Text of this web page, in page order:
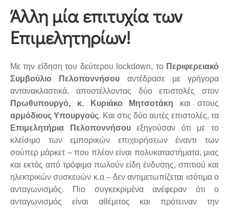
Προγράμματα
&
Δράσεις
Επικοινωνία
Άλλη μία επιτυχία των
Επιμελητηρίων!
Με την είδηση του δεύτερου lockdown, το Περιφερειακό
Συμβούλιο Πελοποννήσου αντέδρασε με γρήγορα
αντανακλαστικά, αποστέλλοντας δύο επιστολές στον
Πρωθυπουργό, κ. Κυριάκο Μητσοτάκη και στους
αρμόδιους Υπουργούς. Και στις δύο αυτές επιστολές, τα
Επιμελητήρια Πελοποννήσουεξηγούσαν ότι με το
κλείσιμο των εμπορικών επιχειρήσεων έναντι των
σούπερ μάρκετ – που πλέον είναι πολυκαταστήματα, μιας
και εκτός από τρόφιμα πωλούν είδη ένδυσης, σπιτιού και
ηλεκτρικών συσκευών κ.α – δεν αντιμετωπίζεται ισότιμα ο
ανταγωνισμός. Πιο συγκεκριμένα ανέφεραν ότι ο
ανταγωνισμός είναι αθέμιτος και πρότειναν την